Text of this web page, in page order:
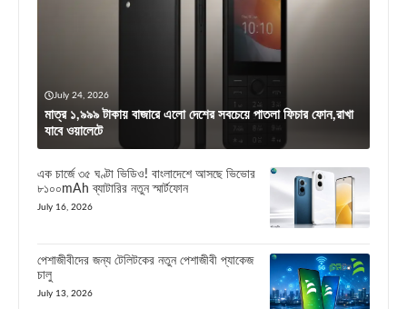
July 24, 2026
মাত্র ১,৯৯৯ টাকায় বাজারে এলো দেশের সবচেয়ে পাতলা ফিচার ফোন,রাখা
যাবে ওয়ালেটে
এক চার্জে ৩৫ ঘণ্টা ভিডিও! বাংলাদেশে আসছে ভিভোর
৮১০০mAh ব্যাটারির নতুন স্মার্টফোন
July 16, 2026
পেশাজীবীদের জন্য টেলিটকের নতুন পেশাজীবী প্যাকেজ
চালু
July 13, 2026